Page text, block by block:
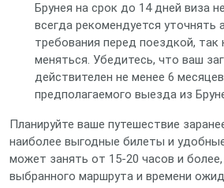
Брунея на срок до 14 дней виза
всегда рекомендуется уточнять
требования перед поездкой, так
меняться. Убедитесь, что ваш
действителен не менее 6
предполагаемого выезда из
Планируйте ваше путешествие
наиболее выгодные билеты и
может занять от 15-20 часов и
выбранного маршрута и времени